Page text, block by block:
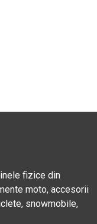
fizice din
moto, accesorii
snowmobile,